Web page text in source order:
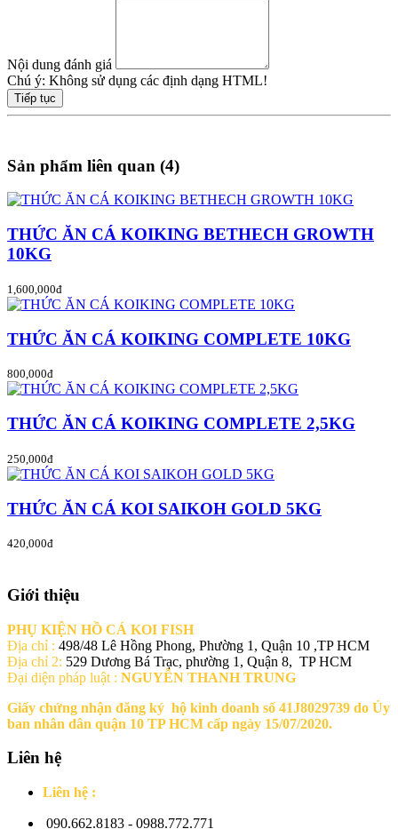
Nội dung đánh giá
Chú ý: Không sử dụng các định dạng HTML!
Tiếp tục
Sản phẩm liên quan (4)
THỨC ĂN CÁ KOIKING BETHECH GROWTH
10KG
1,600,000đ
THỨC ĂN CÁ KOIKING COMPLETE 10KG
800,000đ
THỨC ĂN CÁ KOIKING COMPLETE 2,5KG
250,000đ
THỨC ĂN CÁ KOI SAIKOH GOLD 5KG
420,000đ
Giới thiệu
PHỤ KIỆN HỒ CÁ KOI FISH
Địa chỉ : 498/48 Lê Hồng Phong, Phường 1, Quận 10 ,TP HCM
Địa chỉ 2: 529 Dương Bá Trạc, phường 1, Quận 8, TP HCM
Đại diện pháp luật : NGUYỄN THANH TRUNG
Giấy chứng nhận đăng ký hộ kinh doanh số 41J8029739 do Ủy
ban nhân dân quận 10 TP HCM cấp ngày 15/07/2020.
Liên hệ
Liên hệ :
090.662.8183 - 0988.772.771